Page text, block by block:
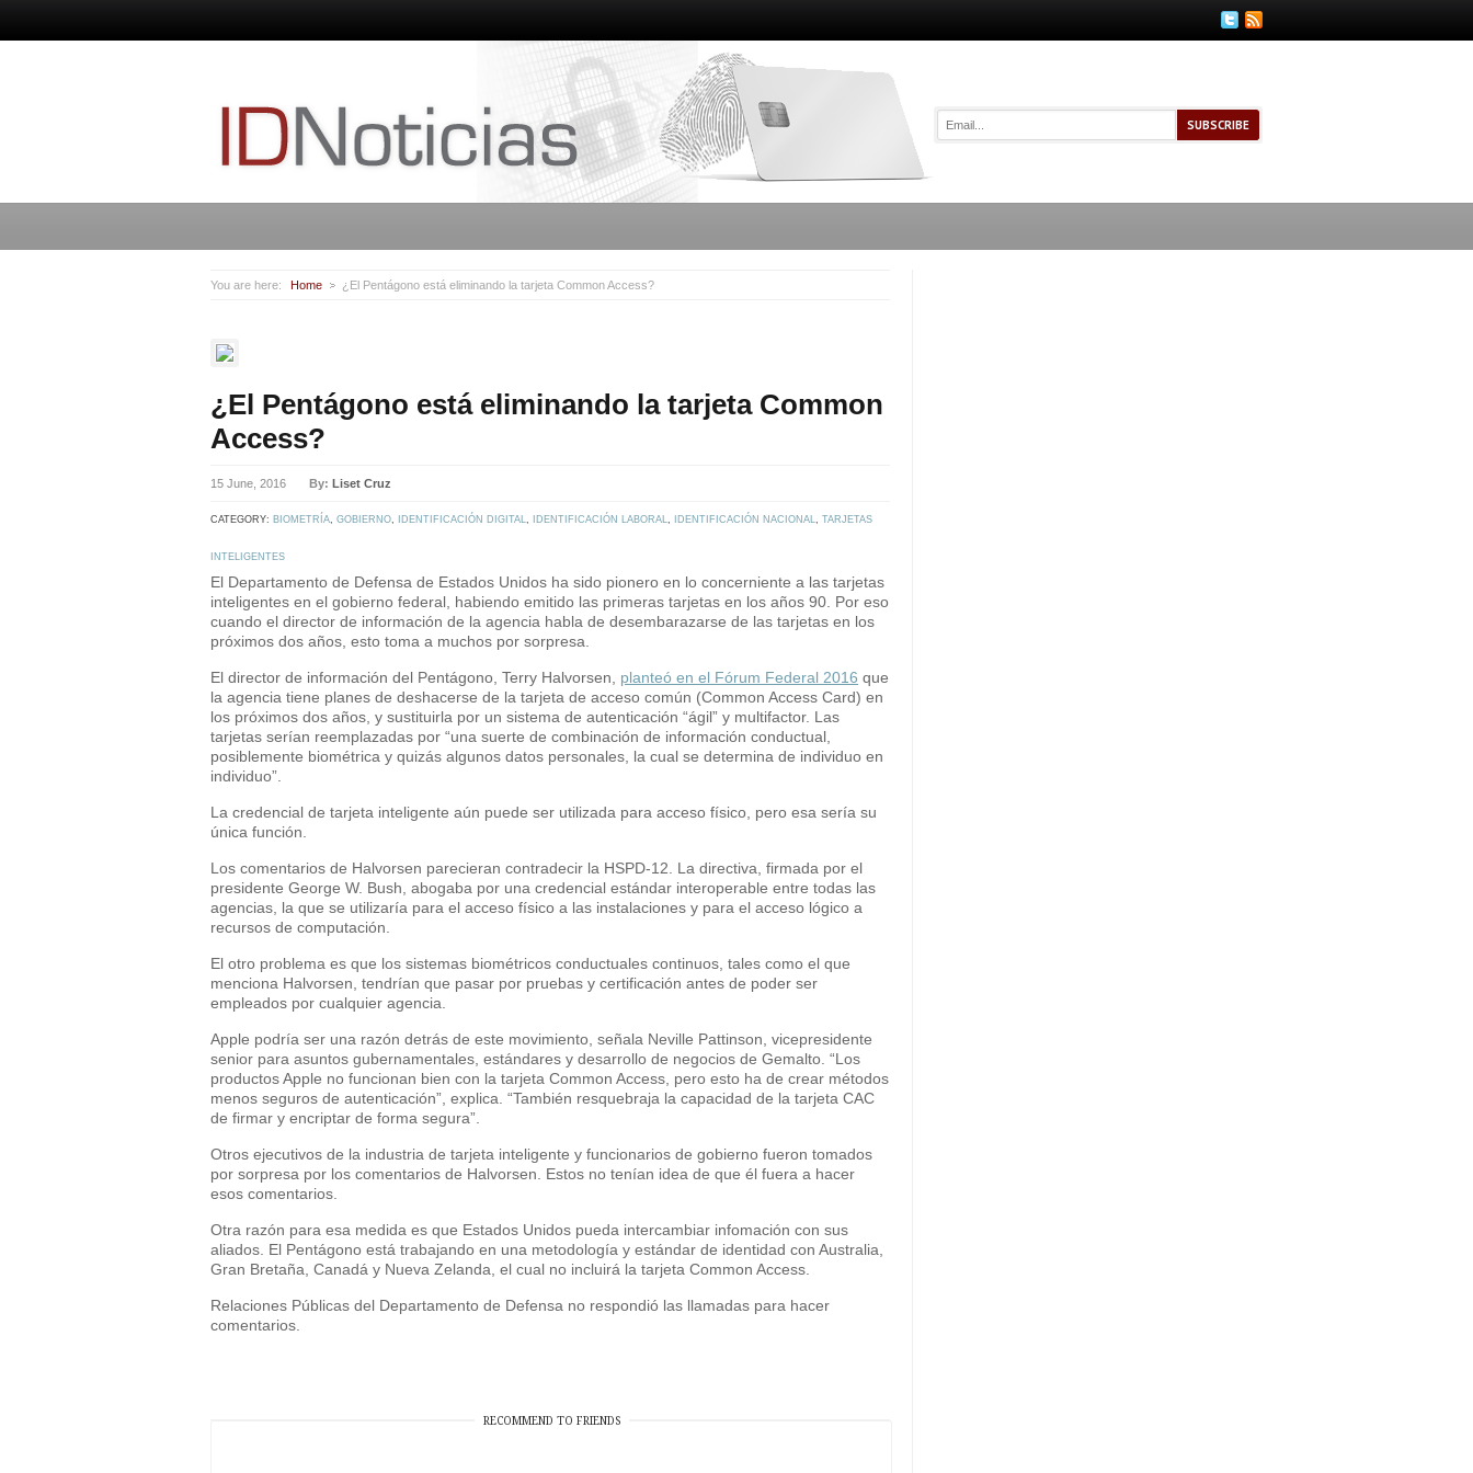
You are here: Home ¿El Pentágono está eliminando la tarjeta Common Access?
¿El Pentágono está eliminando la tarjeta Common
Access?
15 June, 2016 By: Liset Cruz
CATEGORY: BIOMETRÍA, GOBIERNO, IDENTIFICACIÓN DIGITAL, IDENTIFICACIÓN LABORAL, IDENTIFICACIÓN NACIONAL, TARJETAS
INTELIGENTES
El Departamento de Defensa de Estados Unidos ha sido pionero en lo concerniente a las tarjetas
inteligentes en el gobierno federal, habiendo emitido las primeras tarjetas en los años 90. Por eso
cuando el director de información de la agencia habla de desembarazarse de las tarjetas en los
próximos dos años, esto toma a muchos por sorpresa.
El director de información del Pentágono, Terry Halvorsen, planteó en el Fórum Federal 2016 que
la agencia tiene planes de deshacerse de la tarjeta de acceso común (Common Access Card) en
los próximos dos años, y sustituirla por un sistema de autenticación “ágil” y multifactor. Las
tarjetas serían reemplazadas por “una suerte de combinación de información conductual,
posiblemente biométrica y quizás algunos datos personales, la cual se determina de individuo en
individuo”.
La credencial de tarjeta inteligente aún puede ser utilizada para acceso físico, pero esa sería su
única función.
Los comentarios de Halvorsen parecieran contradecir la HSPD-12. La directiva, firmada por el
presidente George W. Bush, abogaba por una credencial estándar interoperable entre todas las
agencias, la que se utilizaría para el acceso físico a las instalaciones y para el acceso lógico a
recursos de computación.
El otro problema es que los sistemas biométricos conductuales continuos, tales como el que
menciona Halvorsen, tendrían que pasar por pruebas y certificación antes de poder ser
empleados por cualquier agencia.
Apple podría ser una razón detrás de este movimiento, señala Neville Pattinson, vicepresidente
senior para asuntos gubernamentales, estándares y desarrollo de negocios de Gemalto. “Los
productos Apple no funcionan bien con la tarjeta Common Access, pero esto ha de crear métodos
menos seguros de autenticación”, explica. “También resquebraja la capacidad de la tarjeta CAC
de firmar y encriptar de forma segura”.
Otros ejecutivos de la industria de tarjeta inteligente y funcionarios de gobierno fueron tomados
por sorpresa por los comentarios de Halvorsen. Estos no tenían idea de que él fuera a hacer
esos comentarios.
Otra razón para esa medida es que Estados Unidos pueda intercambiar infomación con sus
aliados. El Pentágono está trabajando en una metodología y estándar de identidad con Australia,
Gran Bretaña, Canadá y Nueva Zelanda, el cual no incluirá la tarjeta Common Access.
Relaciones Públicas del Departamento de Defensa no respondió las llamadas para hacer
comentarios.
RECOMMEND TO FRIENDS